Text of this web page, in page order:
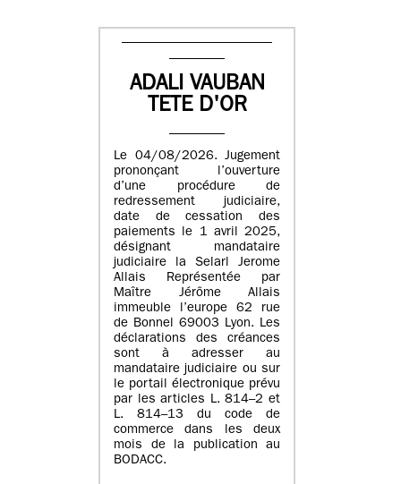
ADALI VAUBAN
TETE D'OR
Le 04/08/2026. Jugement
prononçant l’ouverture
d’une procédure de
redressement judiciaire,
date de cessation des
paiements le 1 avril 2025,
désignant mandataire
judiciaire la Selarl Jerome
Allais Représentée par
Maître Jérôme Allais
immeuble l’europe 62 rue
de Bonnel 69003 Lyon. Les
déclarations des créances
sont à adresser au
mandataire judiciaire ou sur
le portail électronique prévu
par les articles L. 814–2 et
L. 814–13 du code de
commerce dans les deux
mois de la publication au
BODACC.